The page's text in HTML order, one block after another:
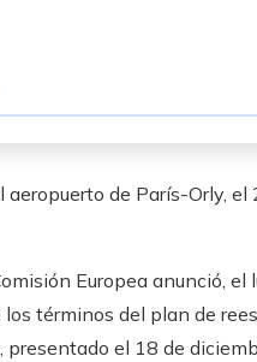
de París-Orly, el
Europea anunció,
términos del plan de
el 18 de